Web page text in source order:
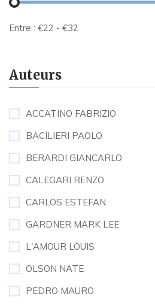
Entre : €22 - €32
Auteurs
ACCATINO FABRIZIO
BACILIERI PAOLO
BERARDI GIANCARLO
CALEGARI RENZO
CARLOS ESTEFAN
GARDNER MARK LEE
L'AMOUR LOUIS
OLSON NATE
PEDRO MAURO